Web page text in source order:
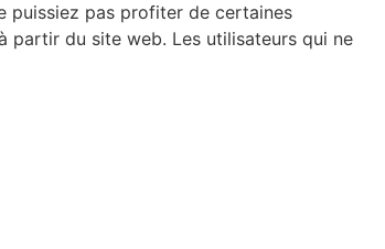
puissiez pas profiter de certaines
partir du site web. Les utilisateurs qui ne